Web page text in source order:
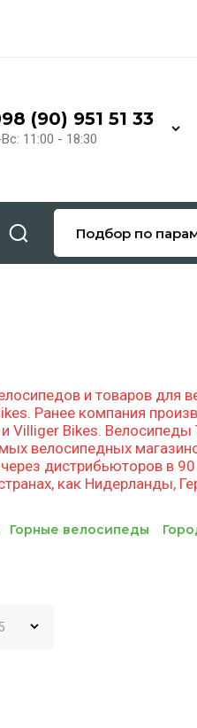
(90) 951 51 33
11:00 - 18:30
Подбор по
и товаров для
Ранее компания
Villiger Bikes.
велосипедных
дистрибьюторов в 90
как Нидерланды,
Горные велосипеды